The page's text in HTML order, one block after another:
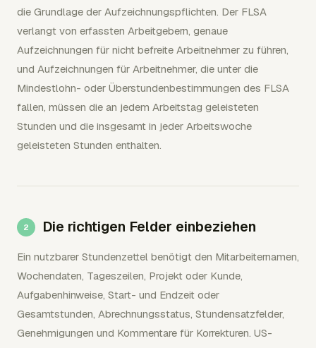
die Grundlage der Aufzeichnungspflichten. Der FLSA
verlangt von erfassten Arbeitgebern, genaue
Aufzeichnungen für nicht befreite Arbeitnehmer zu führen,
und Aufzeichnungen für Arbeitnehmer, die unter die
Mindestlohn- oder Überstundenbestimmungen des FLSA
fallen, müssen die an jedem Arbeitstag geleisteten
Stunden und die insgesamt in jeder Arbeitswoche
geleisteten Stunden enthalten.
Die richtigen Felder einbeziehen
Ein nutzbarer Stundenzettel benötigt den Mitarbeiternamen,
Wochendaten, Tageszeilen, Projekt oder Kunde,
Aufgabenhinweise, Start- und Endzeit oder
Gesamtstunden, Abrechnungsstatus, Stundensatzfelder,
Genehmigungen und Kommentare für Korrekturen. US-